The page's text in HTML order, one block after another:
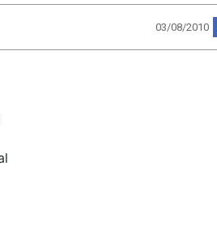
03/08/2010